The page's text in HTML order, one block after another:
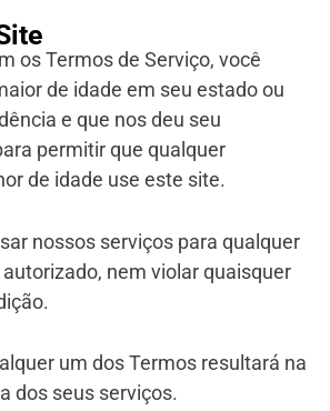
os Termos de Serviço, você
de idade em seu estado ou
e que nos deu seu
permitir que qualquer
de idade use este site.
nossos serviços para qualquer
nem violar quaisquer
um dos Termos resultará na
dos seus serviços.